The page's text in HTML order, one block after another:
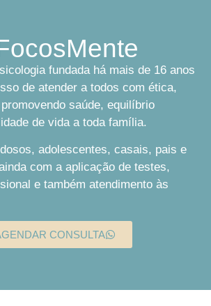
fundada há mais de 16 anos
de atender a todos com ética,
saúde, equilíbrio
de vida a toda família.
adolescentes, casais, pais e
com a aplicação de testes,
e também atendimento às
CONSULTA